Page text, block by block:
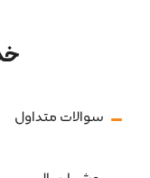
سوالات متداول